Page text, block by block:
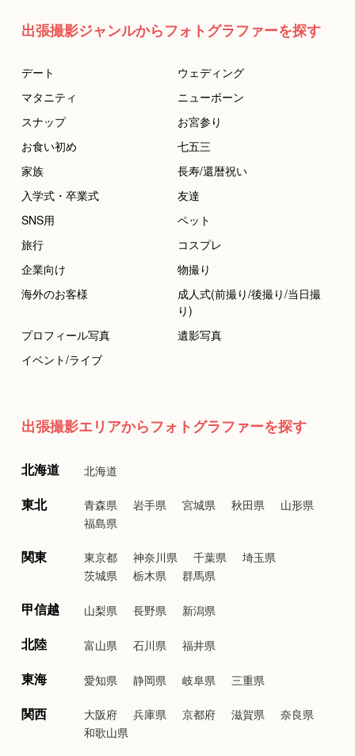
出張撮影ジャンルからフォトグラファーを探す
デート
ウェディング
マタニティ
ニューボーン
スナップ
お宮参り
お食い初め
七五三
家族
長寿/還暦祝い
入学式・卒業式
友達
SNS用
ペット
旅行
コスプレ
企業向け
物撮り
海外のお客様
成人式(前撮り/後撮り/当日撮
り)
プロフィール写真
遺影写真
イベント/ライブ
出張撮影エリアからフォトグラファーを探す
北海道 北海道
東北 青森県 岩手県 宮城県 秋田県
山形県
福島県
関東 東京都 神奈川県 千葉県
埼玉県
茨城県
栃木県 群馬県
甲信越 山梨県 長野県 新潟県
北陸 富山県 石川県 福井県
東海 愛知県 静岡県 岐阜県 三重県
関西 大阪府 兵庫県 京都府 滋賀県
奈良県
和歌山県